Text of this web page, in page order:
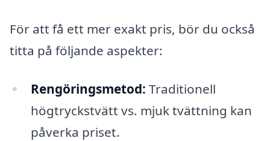
För att få ett mer exakt pris, bör du också
titta på följande aspekter:
Rengöringsmetod: Traditionell
högtryckstvätt vs. mjuk tvättning kan
påverka priset.